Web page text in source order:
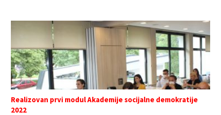
Realizovan prvi modul Akademije socijalne demokratije
2022